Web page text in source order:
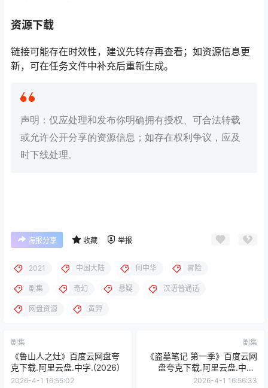
资源下载
链接可能存在时效性，建议先转存再查看；如资源信息更
新，可在任务文件中补充后重新生成。
声明：仅应处理和发布你明确拥有授权、可合法转载
或允许公开分享的资源信息；如存在权利争议，应及
时下线处理。
海报分享 收藏 举报
2021 中国大陆 何中华 冒险
剧集 奇幻 悬疑 汉语普通话
网盘资源 黄羿
剧集
《鲁山人之灶》百度云网盘夸
克下载.阿里云盘.中字.(2026)
2026-4-1 16:55:02
剧集
《盗墓笔记 第一季》百度云网
盘夸克下载.阿里云盘.中字.
(2015)
2026-4-1 16:56:33